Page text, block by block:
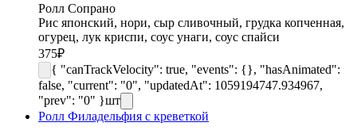
Ролл Сопрано
Рис японский, нори, сыр сливочный, грудка копченная,
огурец, лук криспи, соус унаги, соус спайси
375₽
{ "canTrackVelocity": true, "events": {}, "hasAnimated":
false, "current": "0", "updatedAt": 1059194747.934967,
"prev": "0" }шт
Ролл Филадельфия с креветкой